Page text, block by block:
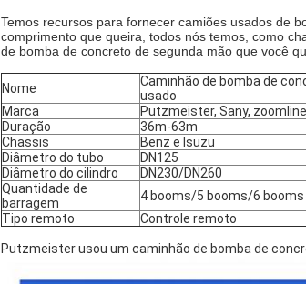
Temos recursos para fornecer camiões usados de
comprimento que queira, todos nós temos, como
de bomba de concreto de segunda mão que você
Nome
Caminhão de bomba de
usado
Marca
Putzmeister, Sany, zoomline.
Duração
36m-63m
Chassis
Benz e Isuzu
Diâmetro do tubo
DN125
Diâmetro do cilindro
DN230/DN260
Quantidade de
barragem
4 booms/5 booms/6 booms
Tipo remoto
Controle remoto
Putzmeister usou um caminhão de bomba de